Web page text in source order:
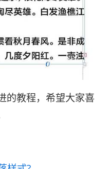
的教程，希望大家喜